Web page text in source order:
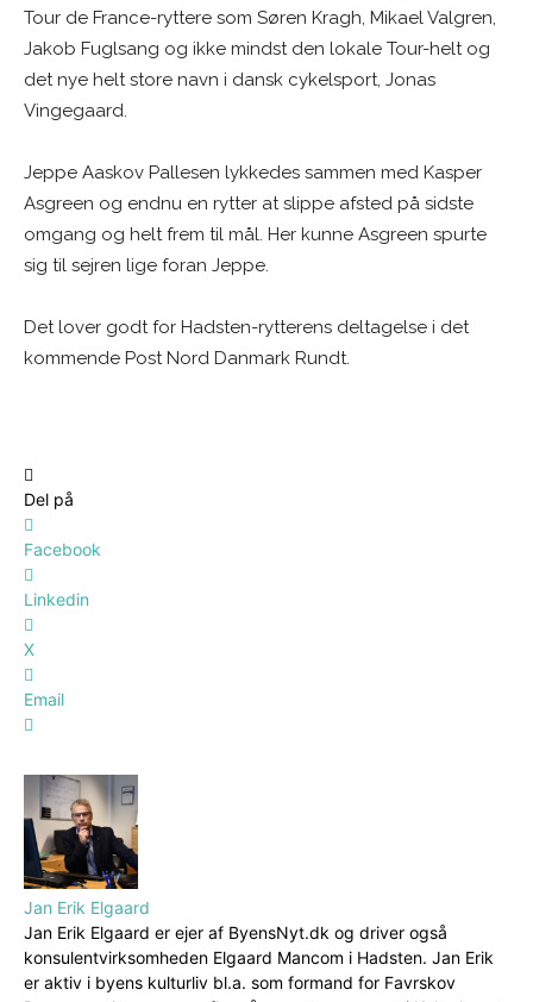
Tour de France-ryttere som Søren Kragh, Mikael Valgren,
Jakob Fuglsang og ikke mindst den lokale Tour-helt og
det nye helt store navn i dansk cykelsport, Jonas
Vingegaard.
Jeppe Aaskov Pallesen lykkedes sammen med Kasper
Asgreen og endnu en rytter at slippe afsted på sidste
omgang og helt frem til mål. Her kunne Asgreen spurte
sig til sejren lige foran Jeppe.
Det lover godt for Hadsten-rytterens deltagelse i det
kommende Post Nord Danmark Rundt.
Del på
Facebook
Linkedin
X
Email
Jan Erik Elgaard
Jan Erik Elgaard er ejer af ByensNyt.dk og driver også
konsulentvirksomheden Elgaard Mancom i Hadsten. Jan Erik
er aktiv i byens kulturliv bl.a. som formand for Favrskov